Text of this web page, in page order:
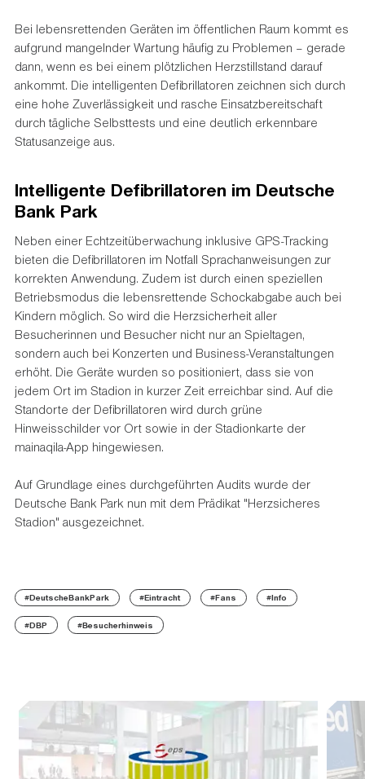
Bei lebensrettenden Geräten im öffentlichen Raum kommt es
aufgrund mangelnder Wartung häufig zu Problemen – gerade
dann, wenn es bei einem plötzlichen Herzstillstand darauf
ankommt. Die intelligenten Defibrillatoren zeichnen sich durch
eine hohe Zuverlässigkeit und rasche Einsatzbereitschaft
durch tägliche Selbsttests und eine deutlich erkennbare
Statusanzeige aus.
Intelligente Defibrillatoren im Deutsche
Bank Park
Neben einer Echtzeitüberwachung inklusive GPS-Tracking
bieten die Defibrillatoren im Notfall Sprachanweisungen zur
korrekten Anwendung. Zudem ist durch einen speziellen
Betriebsmodus die lebensrettende Schockabgabe auch bei
Kindern möglich. So wird die Herzsicherheit aller
Besucherinnen und Besucher nicht nur an Spieltagen,
sondern auch bei Konzerten und Business-Veranstaltungen
erhöht. Die Geräte wurden so positioniert, dass sie von
jedem Ort im Stadion in kurzer Zeit erreichbar sind. Auf die
Standorte der Defibrillatoren wird durch grüne
Hinweisschilder vor Ort sowie in der Stadionkarte der
mainaqila-App hingewiesen.
Auf Grundlage eines durchgeführten Audits wurde der
Deutsche Bank Park nun mit dem Prädikat "Herzsicheres
Stadion" ausgezeichnet.
#DeutscheBankPark #Eintracht #Fans #Info
#DBP #Besucherhinweis